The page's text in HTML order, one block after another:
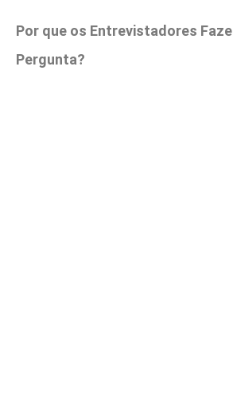
Por que os Entrevistadores
Pergunta?